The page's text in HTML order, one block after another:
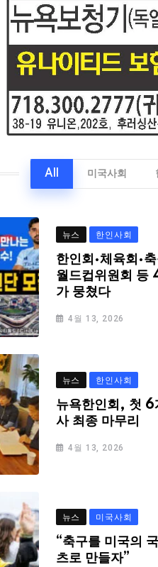
All 미국사회
뉴스 한인사회
한인회·체육회·
월드컵위원회 등
가 뭉쳤다
4월 13, 2026
뉴스 한인사회
뉴욕한인회, 첫 6
사 최종 마무리
4월 13, 2026
뉴스 미국사회
“축구를 미국의
츠로 만들자”